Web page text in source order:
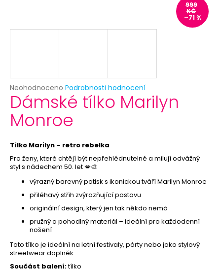
Průměrné
hodnocení
produktu
je
0,0
5
Neohodnoceno Podrobnosti hodnocení
Dámské tílko Marilyn
Monroe
Tílko Marilyn – retro rebelka
Pro ženy, které chtějí být nepřehlédnutelné a milují odvážný
styl s nádechem 50. let 💋🎨
výrazný barevný potisk s ikonickou tváří Marilyn Monroe
přiléhavý střih zvýrazňující postavu
originální design, který jen tak někdo nemá
pružný a pohodlný materiál – ideální pro každodenní
nošení
Toto tílko je ideální na letní festivaly, párty nebo jako stylový
streetwear doplněk
Součást balení:tílko
999
KČ
–71 %
e
LÁHEV
WHISKY
-
FÓLIOVÝ
NAFUKOVACÍ
BALÓNEK
69
Kč
Původně:
99